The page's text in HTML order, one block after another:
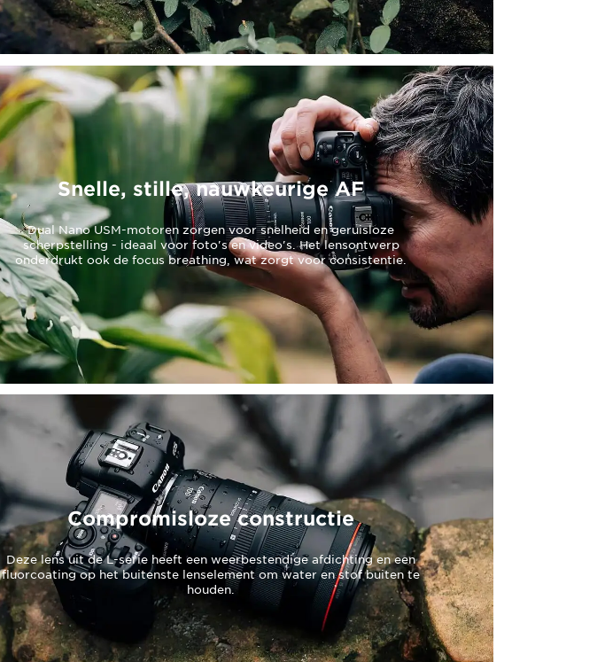
Snelle, stille, nauwkeurige AF
Dual Nano USM-motoren zorgen voor snelheid en geruisloze
scherpstelling - ideaal voor foto's en video's. Het lensontwerp
onderdrukt ook de focus breathing, wat zorgt voor consistentie.
Compromisloze constructie
Deze lens uit de L-serie heeft een weerbestendige afdichting en een
fluorcoating op het buitenste lenselement om water en stof buiten te
houden.